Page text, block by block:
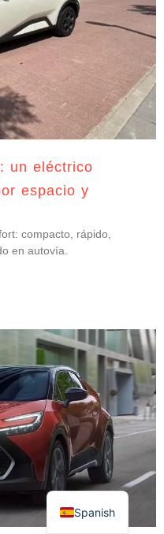
un eléctrico
espacio y
compacto, rápido,
en autovía.
Spanish